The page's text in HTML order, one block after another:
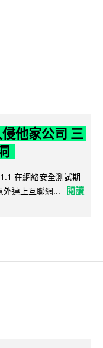
他家公司 三
在網絡安全測試期
連上互聯網...
閱讀